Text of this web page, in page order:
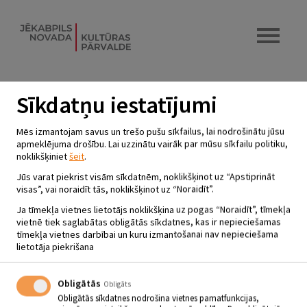
NODARBĪBU CIKLS
PIRMSSKOLAS VECUMA BĒRNIEM
UN VECĀKIEM “TĀDAS TĀS
LIETAS”
Jēkabpils pilsētas bibliotēkas Bērnu un
jauniešu apkalpošanas nodaļa
17.02. Plkst. 11.00 – 12.00
Sīkdatņu iestatījumi
Mēs izmantojam savus un trešo pušu sīkfailus, lai nodrošinātu jūsu
apmeklējuma drošību. Lai uzzinātu vairāk par mūsu sīkfailu politiku,
noklikšķinietšeit.
Jūs varat piekrist visām sīkdatnēm, noklikšķinot uz “Apstiprināt
visas”, vai noraidīt tās, noklikšķinot uz “Noraidīt”.
Ja tīmekļa vietnes lietotājs noklikšķina uz pogas “Noraidīt”, tīmekļa
vietnē tiek saglabātas obligātās sīkdatnes, kas ir nepieciešamas
tīmekļa vietnes darbībai un kuru izmantošanai nav nepieciešama
lietotāja piekrišana
Obligātās Obligāts
Obligātās sīkdatnes nodrošina vietnes pamatfunkcijas,